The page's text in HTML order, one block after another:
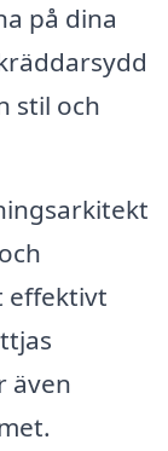
på dina
stil och
effektivt
även